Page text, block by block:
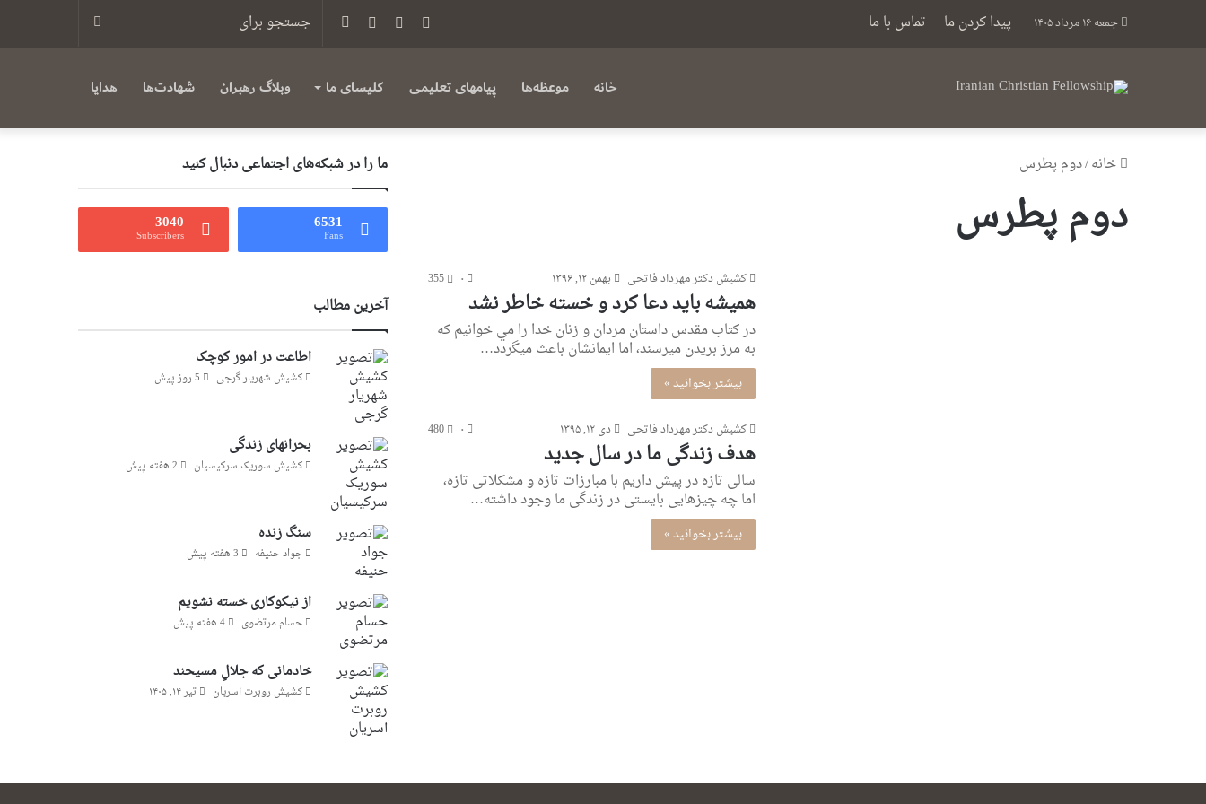
جمعه ۱۶ مرداد ۱۴۰۵ پیدا کردن ما تماس با ما سایدبار تلگرام یوتیوب فیس
خانه موعظه‌ها پیامهای تعلیمی کلیسای ما وبلاگ رهبران شهادت‌ها هدایا
خانه/دوم پطرس
دوم پطرس
کشیش دکتر مهرداد فاتحی بهمن ۱۲, ۱۳۹۶ ۰ 355
همیشه باید دعا کرد و خسته خاطر نشد
در كتاب مقدس داستان مردان و زنان خدا را مي خوانيم كه
به مرز بريدن ميرسند، اما ايمانشان باعث ميگردد…
بیشتر بخوانید »
کشیش دکتر مهرداد فاتحی دی ۱۲, ۱۳۹۵ ۰ 480
هدف زندگی ما در سال جدید
سالی تازه در پیش داریم با مبارزات تازه و مشکلاتی تازه،
اما چه چیزهایی بایستی در زندگی ما وجود داشته…
بیشتر بخوانید »
ما را در شبکه‌های اجتماعی دنبال کنید
6531
Fans
3040
Subscribers
آخرین مطالب
اطاعت در امور کوچک
کشیش شهریار گرجى 5 روز پیش
بحرانهای زندگی
کشیش سوریک سرکیسیان 2 هفته پیش
سنگ زنده
جواد حنیفه 3 هفته پیش
از نیکوکاری خسته نشویم
حسام مرتضوی 4 هفته پیش
خادمانی که جلالِ مسیحند
کشیش روبرت آسریان تیر ۱۴, ۱۴۰۵